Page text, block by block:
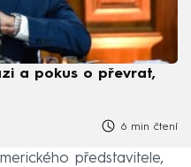
a pokus o převrat,
6 min čtení
představitele,